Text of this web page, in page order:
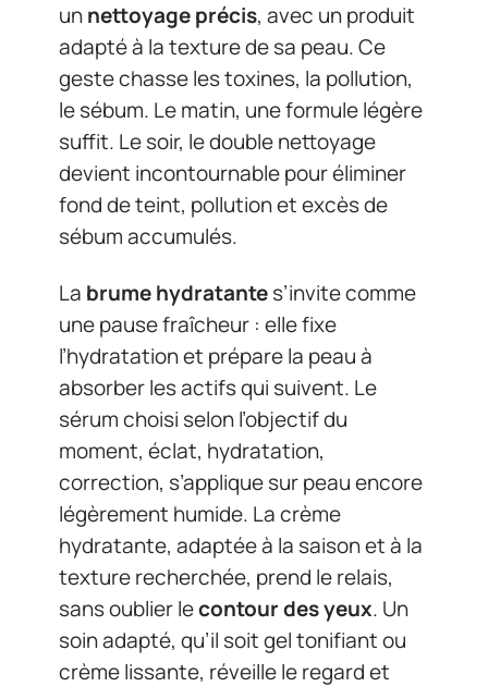
unnettoyage précis, avec un produit
adapté à la texture de sa peau. Ce
geste chasse les toxines, la pollution,
le sébum. Le matin, une formule légère
suffit. Le soir, le double nettoyage
devient incontournable pour éliminer
fond de teint, pollution et excès de
sébum accumulés.
La brume hydratantes’invite comme
une pause fraîcheur : elle fixe
l’hydratation et prépare la peau à
absorber les actifs qui suivent. Le
sérum choisi selon l’objectif du
moment, éclat, hydratation,
correction, s’applique sur peau encore
légèrement humide. La crème
hydratante, adaptée à la saison et à la
texture recherchée, prend le relais,
sans oublier lecontour des yeux. Un
soin adapté, qu’il soit gel tonifiant ou
crème lissante, réveille le regard et